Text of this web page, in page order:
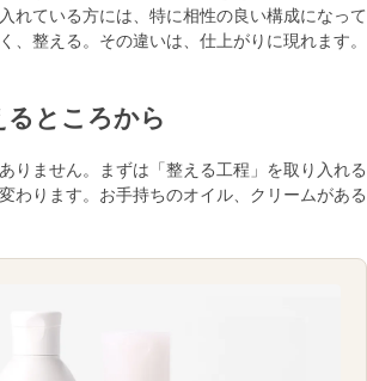
れている方には、特に相性の良い構成になって
、整える。その違いは、仕上がりに現れます。
るところから
りません。まずは「整える工程」を取り入れる
わります。お手持ちのオイル、クリームがある